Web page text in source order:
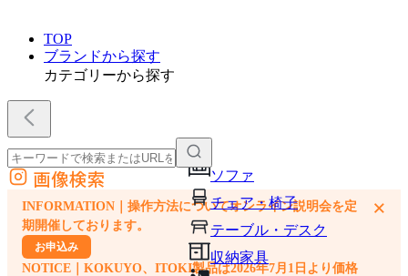
TOP
ブランドから探す
カテゴリーから探す
ソファ
チェア・椅子
テーブル・デスク
収納家具
外部サイトの商品をカートに追加
他のサイトで見つけた商品ページのURLを貼り付けて、カートに追加できます
画像検索
INFORMATION｜操作方法についてオンライン説明会を定
期開催しております。
お申込み
NOTICE｜KOKUYO、ITOKI製品は2026年7月1日より価格
×